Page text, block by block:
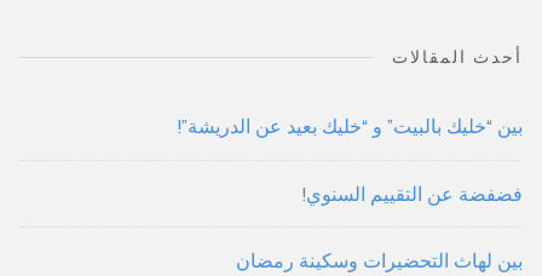
أحدث المقالات
بين “خليك بالبيت” و “خليك بعيد عن الدريشة”!
فضفضة عن التقييم السنوي!
بين لهاث التحضيرات وسكينة رمضان